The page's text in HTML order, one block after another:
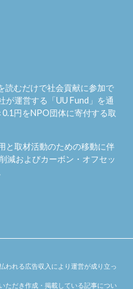
読むだけで社会貢献に参加で
が運営する「UU Fund 」を通
円をNPO団体に寄付する取
と取材活動のための移動に伴
減およびカーボン・オフセッ
われる広告収入により運営が成り立っ
ただき作成・掲載している記事につい